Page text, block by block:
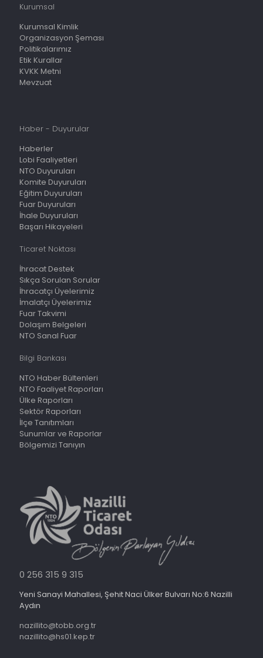
Kurumsal
Kurumsal Kimlik
Organizasyon Şeması
Politikalarımız
Etik Kurallar
KVKK Metni
Mevzuat
Haber - Duyurular
Haberler
Lobi Faaliyetleri
NTO Duyuruları
Komite Duyuruları
Eğitim Duyuruları
Fuar Duyuruları
İhale Duyuruları
Başarı Hikayeleri
Ticaret Noktası
İhracat Destek
Sıkça Sorulan Sorular
İhracatçı Üyelerimiz
İmalatçı Üyelerimiz
Fuar Takvimi
Dolaşım Belgeleri
NTO Sanal Fuar
Bilgi Bankası
NTO Haber Bültenleri
NTO Faaliyet Raporları
Ülke Raporları
Sektör Raporları
İlçe Tanıtımları
Sunumlar ve Raporlar
Bölgemizi Tanıyın
0 256 315 9 315
Yeni Sanayi Mahallesi, Şehit Naci Ülker Bulvarı No:6 Nazilli
Aydın
nazillito@tobb.org.tr
nazillito@hs01.kep.tr